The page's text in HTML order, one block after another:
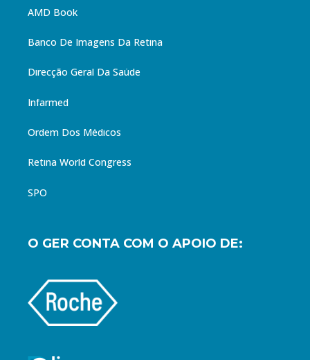
AMD Book
Banco De Imagens Da Retina
Direcção Geral Da Saúde
Infarmed
Ordem Dos Médicos
Retina World Congress
SPO
O GER CONTA COM O APOIO DE: